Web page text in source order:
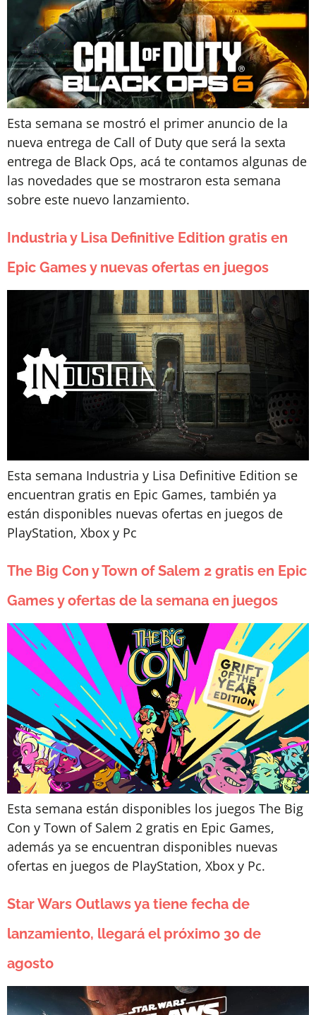
Esta semana se mostró el primer anuncio de la
nueva entrega de Call of Duty que será la sexta
entrega de Black Ops, acá te contamos algunas de
las novedades que se mostraron esta semana
sobre este nuevo lanzamiento.
Industria y Lisa Definitive Edition gratis en
Epic Games y nuevas ofertas en juegos
Esta semana Industria y Lisa Definitive Edition se
encuentran gratis en Epic Games, también ya
están disponibles nuevas ofertas en juegos de
PlayStation, Xbox y Pc
The Big Con y Town of Salem 2 gratis en Epic
Games y ofertas de la semana en juegos
Esta semana están disponibles los juegos The Big
Con y Town of Salem 2 gratis en Epic Games,
además ya se encuentran disponibles nuevas
ofertas en juegos de PlayStation, Xbox y Pc.
Star Wars Outlaws ya tiene fecha de
lanzamiento, llegará el próximo 30 de
agosto